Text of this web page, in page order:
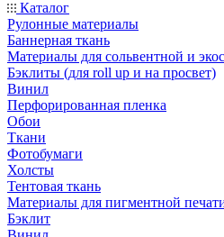
Каталог
Рулонные материалы
Баннерная ткань
Материалы для сольвентной и
Бэклиты (для roll up и на просвет)
Винил
Перфорированная пленка
Обои
Ткани
Фотобумаги
Холсты
Тентовая ткань
Материалы для пигментной
Бэклит